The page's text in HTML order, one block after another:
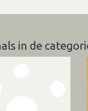
in de